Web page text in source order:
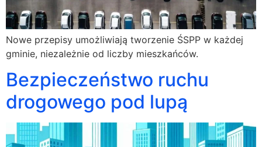
Nowe przepisy umożliwiają tworzenie ŚSPP w każdej
gminie, niezależnie od liczby mieszkańców.
Bezpieczeństwo ruchu
drogowego pod lupą